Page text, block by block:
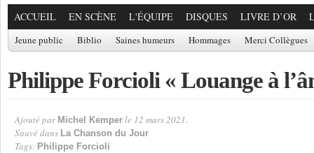
ACCUEIL EN SCÈNE L'ÉQUIPE DISQUES LIVRE D’OR
Jeune public Biblio Saines humeurs Hommages Merci Collègues
Philippe Forcioli « Louange à
Ajouté par Michel Kemper le 12 mars 2021.
Sauvé dans La Chanson du Jour
Tags: Philippe Forcioli